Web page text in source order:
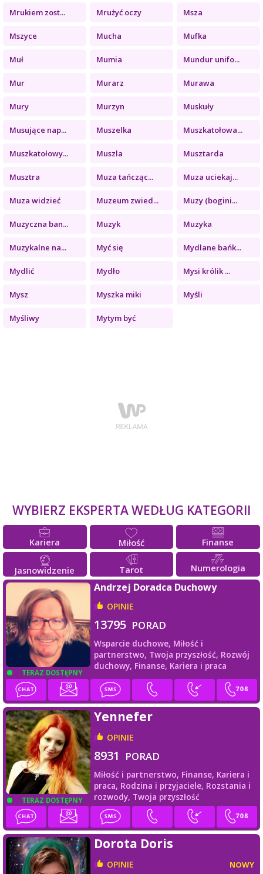
Mrukiem zost... Mrużyć oczy Msza
Mszyce Mucha Mufka
Muł Mumia Mundur unifo...
Mur Murarz Murawa
Mury Murzyn Muskuły
Musujące nap... Muszelka Muszkatołowa...
Muszkatołowy... Muszla Musztarda
Musztra Muza tańcząc... Muza uciekaj...
Muza widzieć Muzeum zwied... Muzy (bogini...
Muzyczna ban... Muzyk Muzyka
Muzykalne na... Myć się Mydlane bańk...
Mydlić Mydło Mysi królik ...
Mysz Myszka miki Myśli
Myśliwy Mytym być
WYBIERZ EKSPERTA WEDŁUG KATEGORII
Kariera Miłość Finanse
Jasnowidzenie Tarot Numerologia
TERAZ DOSTĘPNY
Andrzej Doradca Duchowy
OPINIE
13795 PORAD
Wsparcie duchowe, Miłość i
partnerstwo, Twoja przyszłość, Rozwój
duchowy, Finanse, Kariera i praca
TERAZ DOSTĘPNY
Yennefer
OPINIE
8931 PORAD
Miłość i partnerstwo, Finanse, Kariera i
praca, Rodzina i przyjaciele, Rozstania i
rozwody, Twoja przyszłość
Dorota Doris
OPINIE NOWY